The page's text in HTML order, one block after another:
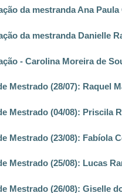
da mestranda Ana Paula
da mestranda Danielle
- Carolina Moreira de
Mestrado (28/07): Raquel
Mestrado (04/08): Priscila
Mestrado (23/08): Fabíola
Mestrado (25/08): Lucas
Mestrado (26/08): Giselle